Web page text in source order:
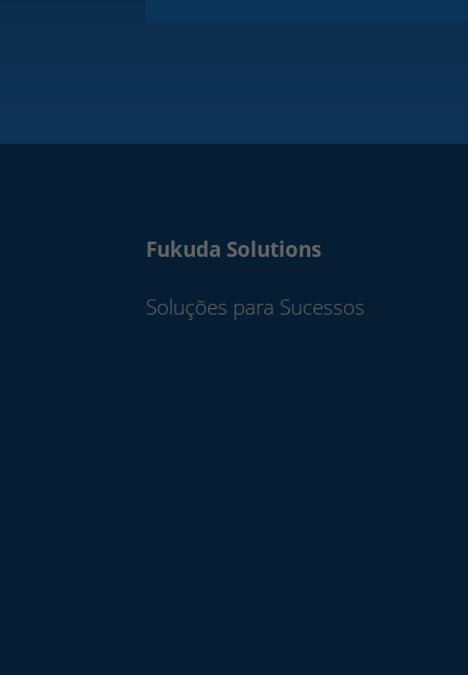
Fukuda Solutions
Soluções para Sucessos